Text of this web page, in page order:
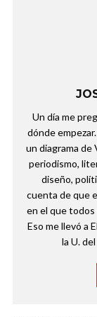
Un día me
dónde
un diagrama de
periodismo,
diseño,
cuenta de que
en el que
Eso me llevó a
la U.